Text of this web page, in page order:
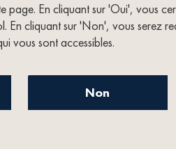
page. En cliquant sur 'Oui', vous
cliquant sur 'Non', vous serez
vous sont accessibles.
Non